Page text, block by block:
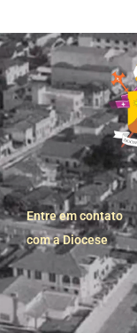
Entre em contato
com a Diocese